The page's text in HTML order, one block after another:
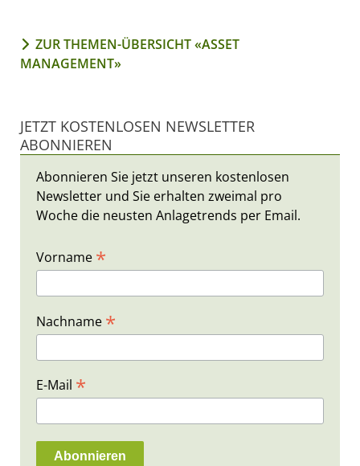
ZUR THEMEN-ÜBERSICHT «ASSET
MANAGEMENT»
JETZT KOSTENLOSEN NEWSLETTER
ABONNIEREN
Abonnieren Sie jetzt unseren kostenlosen
Newsletter und Sie erhalten zweimal pro
Woche die neusten Anlagetrends per Email.
Vorname *
Nachname *
E-Mail *